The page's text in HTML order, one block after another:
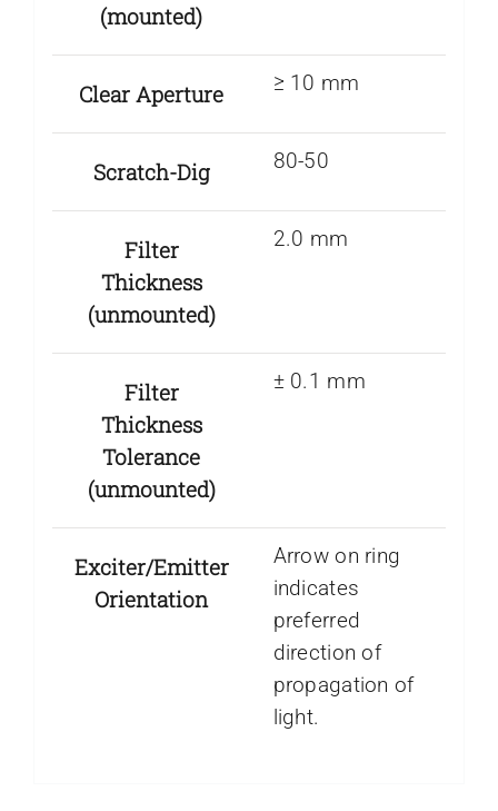
(mounted)
Clear Aperture ≥ 10 mm
Scratch-Dig 80-50
Filter
Thickness
(unmounted)
2.0 mm
Filter
Thickness
Tolerance
(unmounted)
± 0.1 mm
Exciter/Emitter
Orientation
Arrow on ring
indicates
preferred
direction of
propagation of
light.